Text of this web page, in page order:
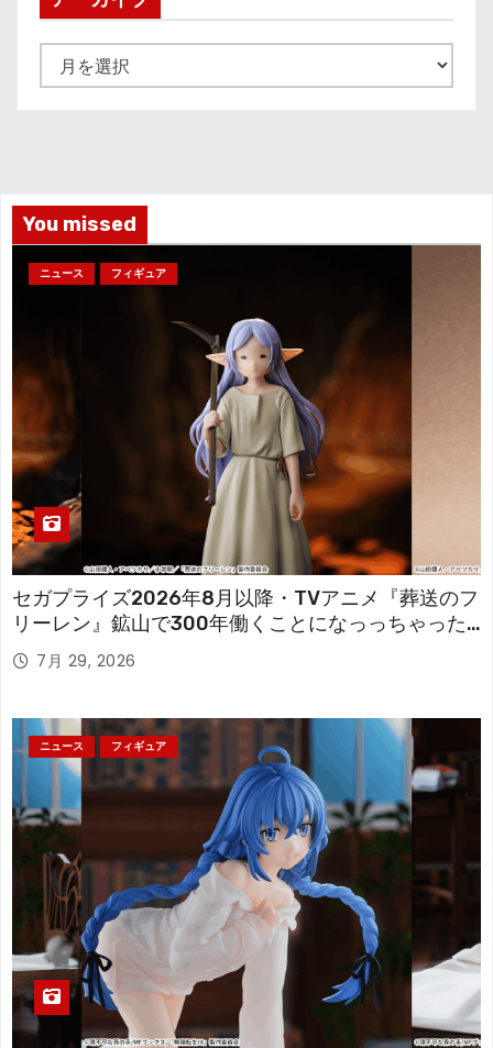
ー
You missed
ニュース フィギュア
セガプライズ2026年8月以降・TVアニメ『葬送のフ
リーレン』鉱山で300年働くことになっっちゃった
「フリーレン」を立体化！
7月 29, 2026
ニュース フィギュア